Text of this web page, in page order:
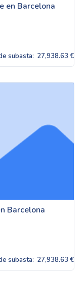
en Barcelona
subasta: 27,938.63 €
Barcelona
subasta: 27,938.63 €